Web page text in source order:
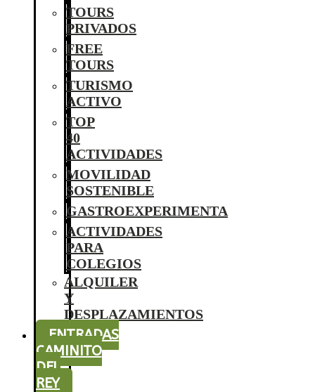
TOURS
PRIVADOS
FREE
TOURS
TURISMO
ACTIVO
TOP
40
ACTIVIDADES
MOVILIDAD
SOSTENIBLE
GASTROEXPERIMENTA
ACTIVIDADES
PARA
COLEGIOS
ALQUILER
Y
DESPLAZAMIENTOS
ENTRADAS
CAMINITO
DEL
REY